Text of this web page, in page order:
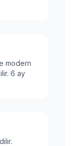
modern
6 ay